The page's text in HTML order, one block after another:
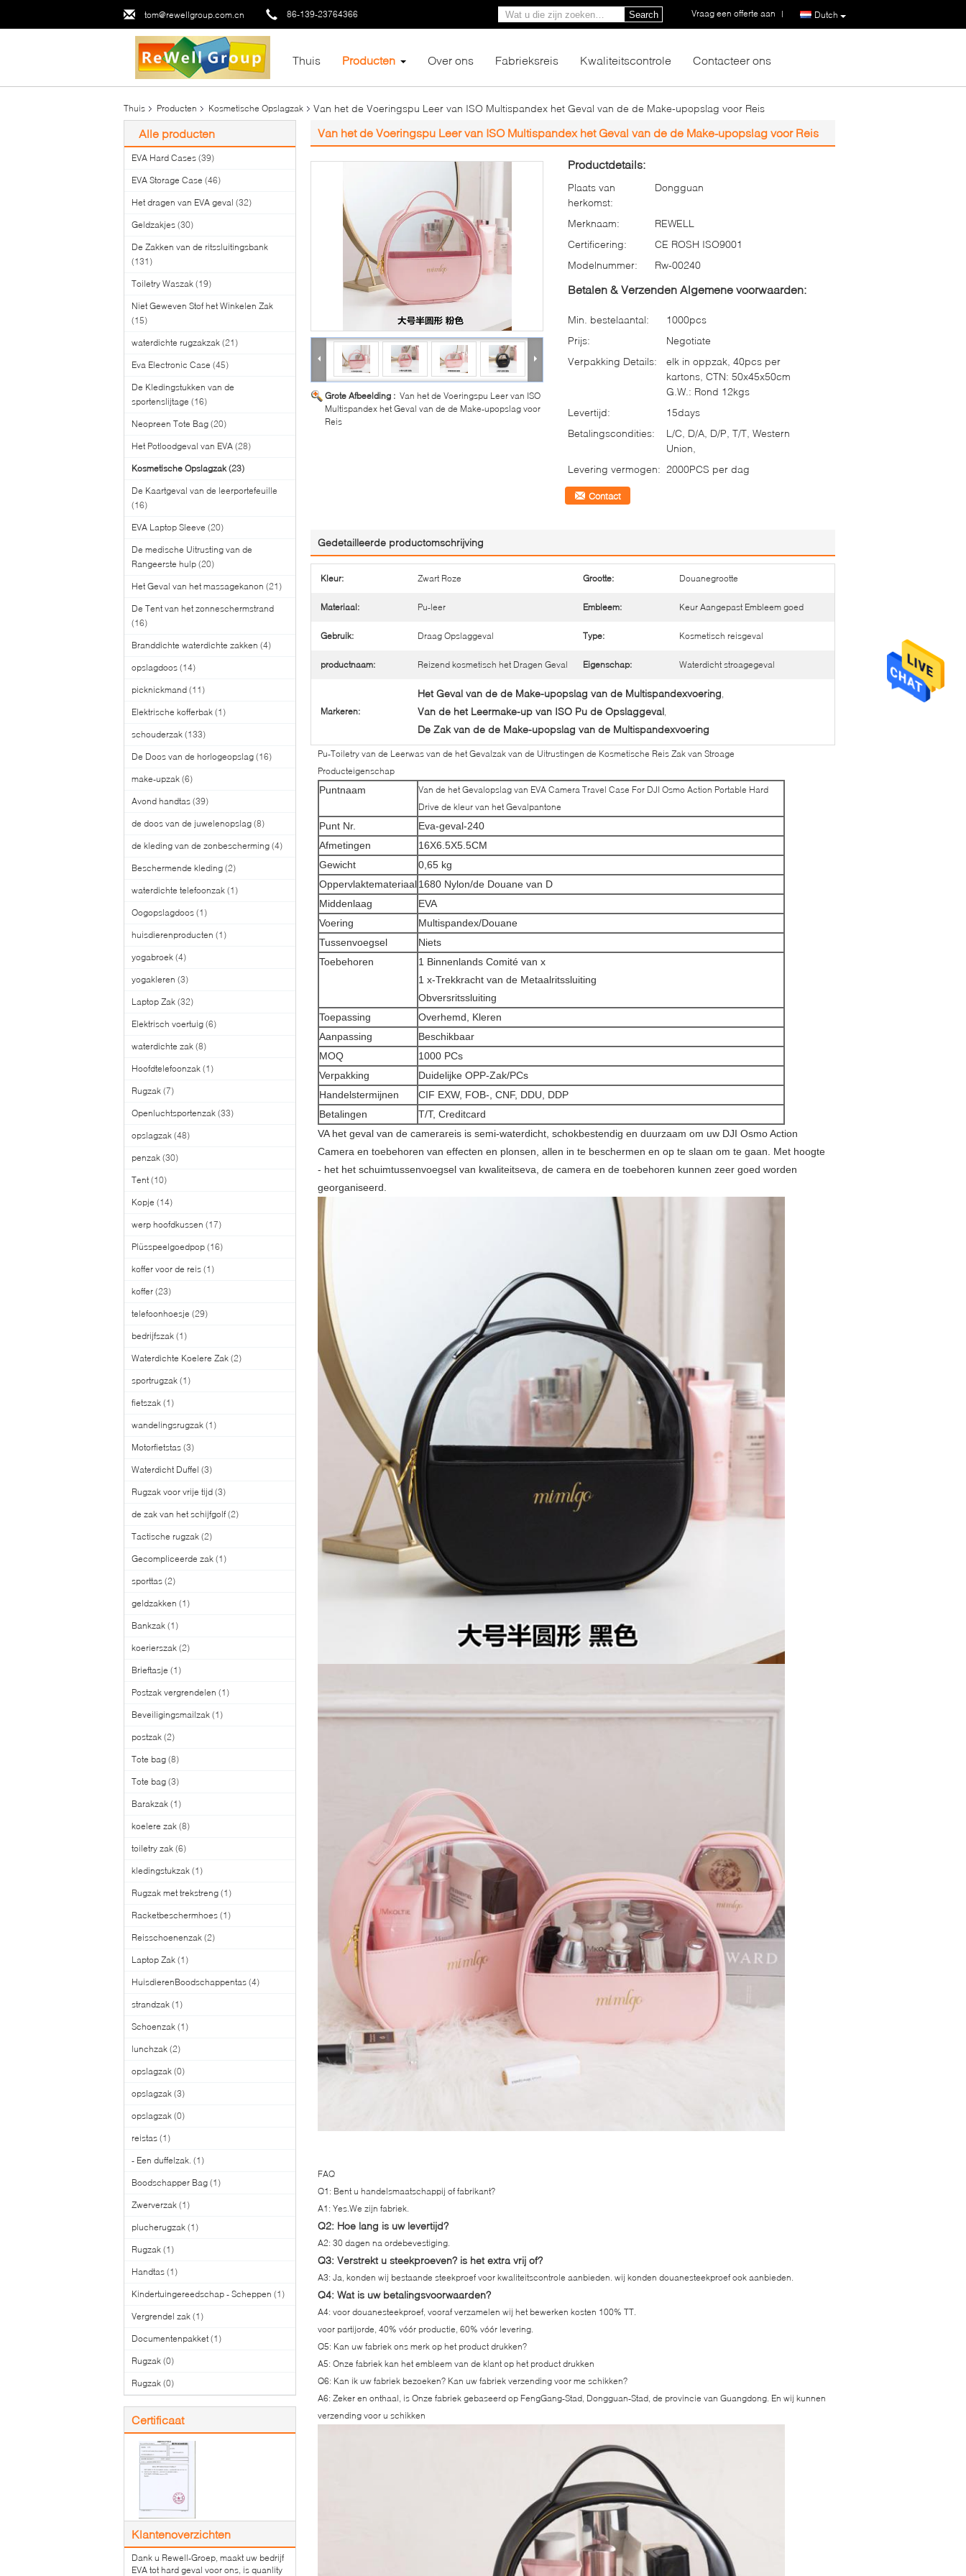
tom@rewellgroup.com.cn 86-139-23764366 Dutch
Vraag een offerte aan |
Search
Thuis Producten Over ons Fabrieksreis Kwaliteitscontrole Contacteer ons
Thuis Producten Kosmetische Opslagzak Van het de Voeringspu Leer van ISO Multispandex het Geval van de de Make-upopslag voor Reis
Alle producten
EVA Hard Cases (39)
EVA Storage Case (46)
Het dragen van EVA geval (32)
Geldzakjes (30)
De Zakken van de ritssluitingsbank
(131)
Toiletry Waszak (19)
Niet Geweven Stof het Winkelen Zak
(15)
waterdichte rugzakzak (21)
Eva Electronic Case (45)
De Kledingstukken van de
sportenslijtage (16)
Neopreen Tote Bag (20)
Het Potloodgeval van EVA (28)
Kosmetische Opslagzak (23)
De Kaartgeval van de leerportefeuille
(16)
EVA Laptop Sleeve (20)
De medische Uitrusting van de
Rangeerste hulp (20)
Het Geval van het massagekanon (21)
De Tent van het zonneschermstrand
(16)
Branddichte waterdichte zakken (4)
opslagdoos (14)
picknickmand (11)
Elektrische kofferbak (1)
schouderzak (133)
De Doos van de horlogeopslag (16)
make-upzak (6)
Avond handtas (39)
de doos van de juwelenopslag (8)
de kleding van de zonbescherming (4)
Beschermende kleding (2)
waterdichte telefoonzak (1)
Oogopslagdoos (1)
huisdierenproducten (1)
yogabroek (4)
yogakleren (3)
Laptop Zak (32)
Elektrisch voertuig (6)
waterdichte zak (8)
Hoofdtelefoonzak (1)
Rugzak (7)
Openluchtsportenzak (33)
opslagzak (48)
penzak (30)
Tent (10)
Kopje (14)
werp hoofdkussen (17)
Plüsspeelgoedpop (16)
koffer voor de reis (1)
koffer (23)
telefoonhoesje (29)
bedrijfszak (1)
Waterdichte Koelere Zak (2)
sportrugzak (1)
fietszak (1)
wandelingsrugzak (1)
Motorfietstas (3)
Waterdicht Duffel (3)
Rugzak voor vrije tijd (3)
de zak van het schijfgolf (2)
Tactische rugzak (2)
Gecompliceerde zak (1)
sporttas (2)
geldzakken (1)
Bankzak (1)
koerierszak (2)
Brieftasje (1)
Postzak vergrendelen (1)
Beveiligingsmailzak (1)
postzak (2)
Tote bag (8)
Tote bag (3)
Barakzak (1)
koelere zak (8)
toiletry zak (6)
kledingstukzak (1)
Rugzak met trekstreng (1)
Racketbeschermhoes (1)
Reisschoenenzak (2)
Laptop Zak (1)
HuisdierenBoodschappentas (4)
strandzak (1)
Schoenzak (1)
lunchzak (2)
opslagzak (0)
opslagzak (3)
opslagzak (0)
reistas (1)
- Een duffelzak. (1)
Boodschapper Bag (1)
Zwerverzak (1)
plucherugzak (1)
Rugzak (1)
Handtas (1)
Kindertuingereedschap - Scheppen (1)
Vergrendel zak (1)
Documentenpakket (1)
Rugzak (0)
Rugzak (0)
Certificaat
Klantenoverzichten
Dank u Rewell-Groep, maakt uw bedrijf
EVA tot hard geval voor ons, is quanlity
Van het de Voeringspu Leer van ISO Multispandex het Geval van de de Make-upopslag voor Reis
Grote Afbeelding : Van het de Voeringspu Leer van ISO
Multispandex het Geval van de de Make-upopslag voor
Reis
Productdetails:
Plaats van
herkomst:
Dongguan
Merknaam:
REWELL
Certificering:
CE ROSH ISO9001
Modelnummer:
Rw-00240
Betalen & Verzenden Algemene voorwaarden:
Min. bestelaantal:
1000pcs
Prijs:
Negotiate
Verpakking Details:
elk in oppzak, 40pcs per
kartons, CTN: 50x45x50cm
G.W.: Rond 12kgs
Levertijd:
15days
Betalingscondities:
L/C, D/A, D/P, T/T, Western
Union,
Levering vermogen: 2000PCS per dag
Contact
Gedetailleerde productomschrijving
Kleur: Zwart Roze Grootte: Douanegrootte
Materiaal: Pu-leer Embleem: Keur Aangepast Embleem goed
Gebruik: Draag Opslaggeval Type: Kosmetisch reisgeval
productnaam: Reizend kosmetisch het Dragen Geval Eigenschap: Waterdicht stroagegeval
Markeren:
Het Geval van de de Make-upopslag van de Multispandexvoering,
Van de het Leermake-up van ISO Pu de Opslaggeval,
De Zak van de de Make-upopslag van de Multispandexvoering
Pu-Toiletry van de Leerwas van de het Gevalzak van de Uitrustingen de Kosmetische Reis Zak van Stroage
Producteigenschap
Puntnaam
Van de het Gevalopslag van EVA Camera Travel Case For DJI Osmo Action Portable Hard
Drive de kleur van het Gevalpantone
Punt Nr.
Eva-geval-240
Afmetingen
16X6.5X5.5CM
Gewicht
0,65 kg
Oppervlaktemateriaal1680 Nylon/de Douane van D
Middenlaag
EVA
Voering
Multispandex/Douane
Tussenvoegsel
Niets
Toebehoren
1 Binnenlands Comité van x
1 x-Trekkracht van de Metaalritssluiting
Obversritssluiting
Toepassing
Overhemd, Kleren
Aanpassing
Beschikbaar
MOQ
1000 PCs
Verpakking
Duidelijke OPP-Zak/PCs
Handelstermijnen
CIF EXW, FOB-, CNF, DDU, DDP
Betalingen
T/T, Creditcard
VA het geval van de camerareis is semi-waterdicht, schokbestendig en duurzaam om uw DJI Osmo Action
Camera en toebehoren van effecten en plonsen, allen in te beschermen en op te slaan om te gaan. Met hoogte
- het het schuimtussenvoegsel van kwaliteitseva, de camera en de toebehoren kunnen zeer goed worden
georganiseerd.
FAQ
Q1: Bent u handelsmaatschappij of fabrikant?
A1: Yes.We zijn fabriek.
Q2: Hoe lang is uw levertijd?
A2: 30 dagen na ordebevestiging.
Q3: Verstrekt u steekproeven? is het extra vrij of?
A3: Ja, konden wij bestaande steekproef voor kwaliteitscontrole aanbieden. wij konden douanesteekproef ook aanbieden.
Q4: Wat is uw betalingsvoorwaarden?
A4: voor douanesteekproef, vooraf verzamelen wij het bewerken kosten 100% TT.
voor partijorde, 40% vóór productie, 60% vóór levering.
Q5: Kan uw fabriek ons merk op het product drukken?
A5: Onze fabriek kan het embleem van de klant op het product drukken
Q6: Kan ik uw fabriek bezoeken? Kan uw fabriek verzending voor me schikken?
A6: Zeker en onthaal, is Onze fabriek gebaseerd op FengGang-Stad, Dongguan-Stad, de provincie van Guangdong. En wij kunnen
verzending voor u schikken